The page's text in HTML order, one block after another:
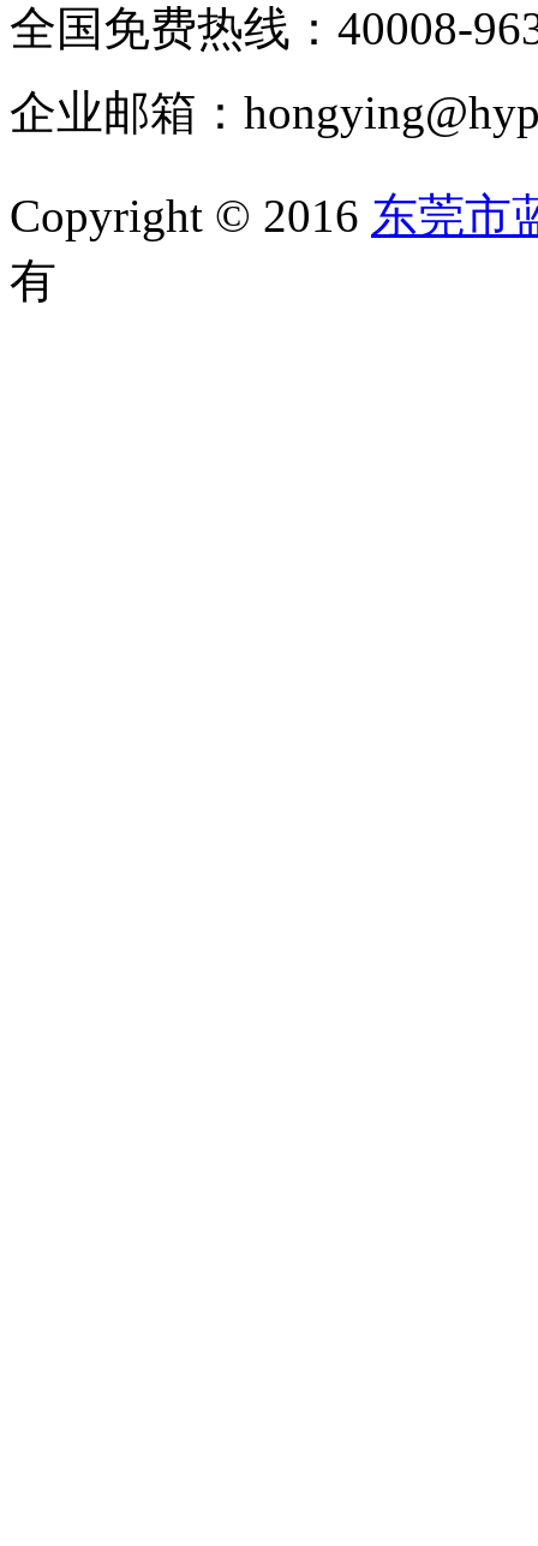
全国免费热线：40008-
企业邮箱：
Copyright © 2016 东莞市
有